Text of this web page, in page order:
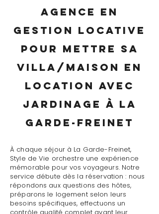
agence en
gestion locative
pour mettre sa
villa/maison en
location avec
jardinage à La
Garde-Freinet
À chaque séjour à La Garde-Freinet,
Style de Vie orchestre une expérience
mémorable pour vos voyageurs. Notre
service débute dès la réservation : nous
répondons aux questions des hôtes,
préparons le logement selon leurs
besoins spécifiques, effectuons un